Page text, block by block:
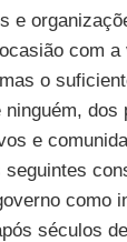
e
com
o
ninguém,
e
como
séculos